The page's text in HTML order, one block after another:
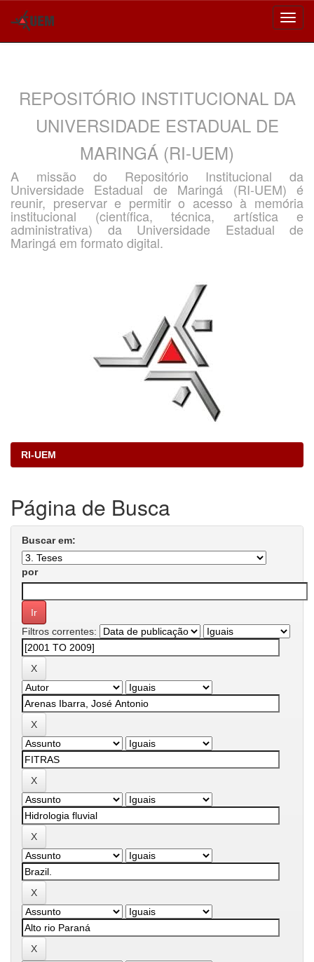
REPOSITÓRIO INSTITUCIONAL DA
UNIVERSIDADE ESTADUAL DE
MARINGÁ (RI-UEM)
A missão do Repositório Institucional da
Universidade Estadual de Maringá (RI-UEM) é
reunir, preservar e permitir o acesso à memória
institucional (científica, técnica, artística e
administrativa) da Universidade Estadual de
Maringá em formato digital.
RI-UEM
Página de Busca
Buscar em:
por
Filtros correntes: